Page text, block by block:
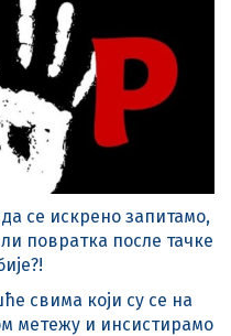
се искрено запитамо,
повратка после тачке
свима који су се на
метежу и инсистирамо